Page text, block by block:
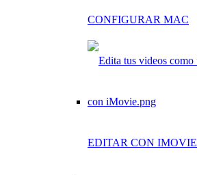
CONFIGURAR MAC
EDITAR CON IMOVIE